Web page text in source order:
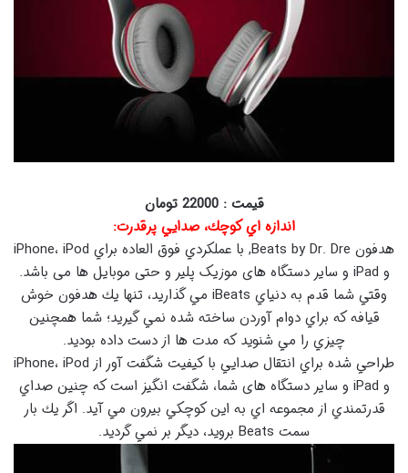
قیمت : 22000 تومان
اندازه اي كوچك، صدايي پرقدرت:
هدفون Beats by Dr. Dre, با عملكردي فوق العاده براي iPhone، iPod
و iPad و سایر دستگاه های موزیک پلیر و حتی موبایل ها می باشد.
وقتي شما قدم به دنياي iBeats مي گذاريد، تنها يك هدفون خوش
قيافه كه براي دوام آوردن ساخته شده نمي گيريد؛ شما همچنين
چيزي را مي شنويد كه مدت ها از دست داده بوديد.
طراحي شده براي انتقال صدايي با كيفيت شگفت آور از iPhone، iPod
و iPad و سایر دستگاه های شما، شگفت انگيز است كه چنين صداي
قدرتمندي از مجموعه اي به اين كوچكي بيرون مي آيد. اگر يك بار
سمت Beats برويد، ديگر بر نمي گرديد.